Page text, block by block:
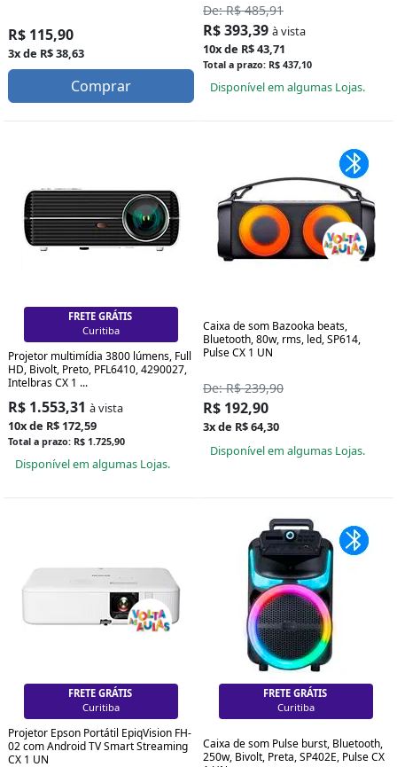
R$ 115,90
3x de R$ 38,63
Comprar
De: R$ 485,91
R$ 393,39 à vista
10x de R$ 43,71
Total a prazo: R$ 437,10
Disponível em algumas Lojas.
FRETE GRÁTIS
Curitiba
Projetor multimídia 3800 lúmens, Full
HD, Bivolt, Preto, PFL6410, 4290027,
Intelbras CX 1 ...
R$ 1.553,31 à vista
10x de R$ 172,59
Total a prazo: R$ 1.725,90
Disponível em algumas Lojas.
Caixa de som Bazooka beats,
Bluetooth, 80w, rms, led, SP614,
Pulse CX 1 UN
De: R$ 239,90
R$ 192,90
3x de R$ 64,30
Disponível em algumas Lojas.
FRETE GRÁTIS
Curitiba
Projetor Epson Portátil EpiqVision FH-
02 com Android TV Smart Streaming
CX 1 UN
FRETE GRÁTIS
Curitiba
Caixa de som Pulse burst, Bluetooth,
250w, Bivolt, Preta, SP402E, Pulse CX